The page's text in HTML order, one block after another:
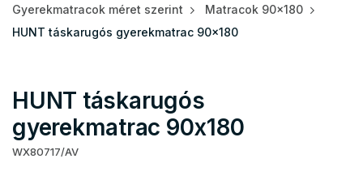
Gyerekmatracok méret szerint
Matracok 90x180
HUNT táskarugós gyerekmatrac 90x180
HUNT táskarugós
gyerekmatrac 90x180
WX80717/AV